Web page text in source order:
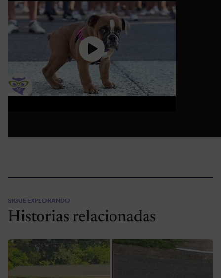
SIGUE EXPLORANDO
Historias relacionadas